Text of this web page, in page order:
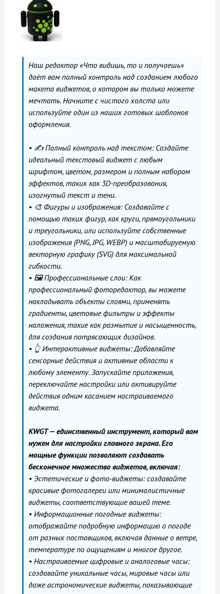
Наш редактор «Что видишь, то и получаешь»
даёт вам полный контроль над созданием любого
макета виджетов, о котором вы только можете
мечтать. Начните с чистого холста или
используйте один из наших готовых шаблонов
оформления.
• ✍️ Полный контроль над текстом: Создайте
идеальный текстовый виджет с любым
шрифтом, цветом, размером и полным набором
эффектов, таких как 3D-преобразования,
изогнутый текст и тени.
• 🎨 Фигуры и изображения: Создавайте с
помощью таких фигур, как круги, прямоугольники
и треугольники, или используйте собственные
изображения (PNG, JPG, WEBP) и масштабируемую
векторную графику (SVG) для максимальной
гибкости.
• 🖼️ Профессиональные слои: Как
профессиональный фоторедактор, вы можете
накладывать объекты слоями, применять
градиенты, цветовые фильтры и эффекты
наложения, такие как размытие и насыщенность,
для создания потрясающих дизайнов.
• 👆 Интерактивные виджеты: Добавляйте
сенсорные действия и активные области к
любому элементу. Запускайте приложения,
переключайте настройки или активируйте
действия одним касанием настраиваемого
виджета.
KWGT — единственный инструмент, который вам
нужен для настройки главного экрана. Его
мощные функции позволяют создавать
бесконечное множество виджетов, включая:
• Эстетические и фото-виджеты: создавайте
красивые фотогалереи или минималистичные
виджеты, соответствующие вашей теме.
• Информационные погодные виджеты:
отображайте подробную информацию о погоде
от разных поставщиков, включая данные о ветре,
температуре по ощущениям и многое другое.
• Настраиваемые цифровые и аналоговые часы:
создавайте уникальные часы, мировые часы или
даже астрономические виджеты, показывающие